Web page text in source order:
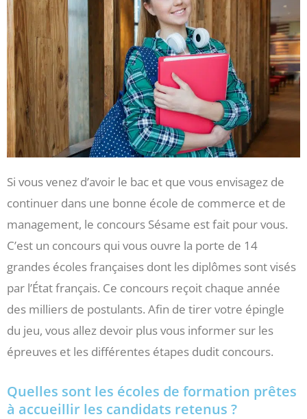
Si vous venez d’avoir le bac et que vous envisagez de
continuer dans une bonne école de commerce et de
management, le concours Sésame est fait pour vous.
C’est un concours qui vous ouvre la porte de 14
grandes écoles françaises dont les diplômes sont visés
par l’État français. Ce concours reçoit chaque année
des milliers de postulants. Afin de tirer votre épingle
du jeu, vous allez devoir plus vous informer sur les
épreuves et les différentes étapes dudit concours.
Quelles sont les écoles de formation prêtes
à accueillir les candidats retenus ?